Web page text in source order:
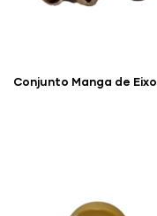
Conjunto Manga de Eixo